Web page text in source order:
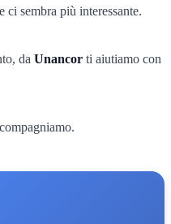
ci sembra più interessante.
da Unancor ti aiutiamo con